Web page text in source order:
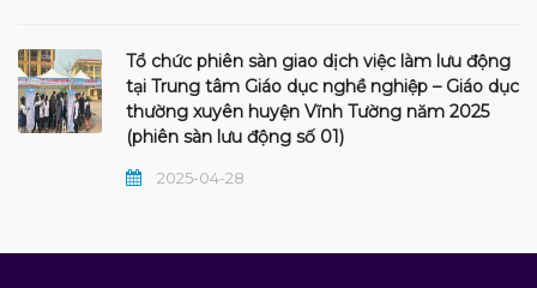
Tổ chức phiên sàn giao dịch việc làm lưu động
tại Trung tâm Giáo dục nghề nghiệp – Giáo dục
thường xuyên huyện Vĩnh Tường năm 2025
(phiên sàn lưu động số 01)
2025-04-28